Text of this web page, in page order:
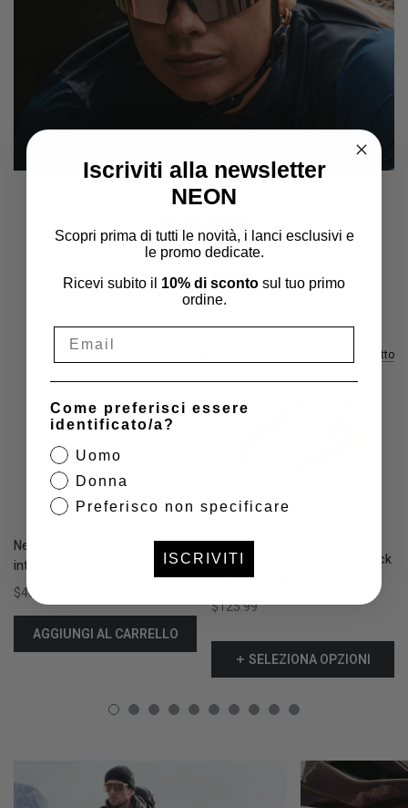
COLLEZIONE
DONNA
SHOP NOW
Vedi tutto
Neon CLIP ON OTTICO
intercambiabile
$40.99
AGGIUNGI AL CARRELLO
Neon Occhiale Arrow 2.0 - Black
Fotocromatico Red
$125.99
SELEZIONA OPZIONI
Iscriviti alla newsletter
NEON
Scopri prima di tutti le novità, i lanci esclusivi e
le promo dedicate.
Ricevi subito il 10% di sconto sul tuo primo
ordine.
Come preferisci essere
identificato/a?
Uomo
Donna
Preferisco non specificare
ISCRIVITI